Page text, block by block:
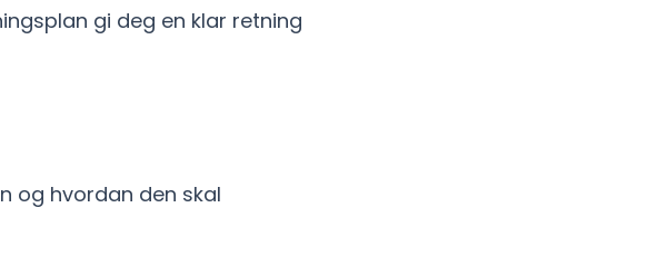
gi deg en klar retning
og hvordan den skal